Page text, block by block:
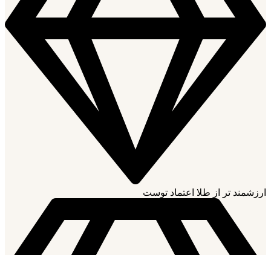
ارزشمند تر از طلا اعتماد توست